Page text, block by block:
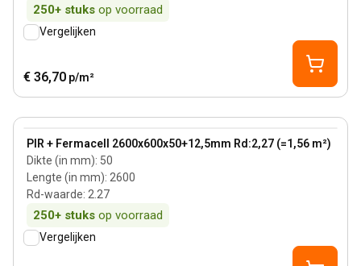
250+ stuks op voorraad
Vergelijken
€ 36,70 p/m²
PIR + Fermacell 2600x600x50+12,5mm Rd:2,27 (=1,56 m²)
Dikte (in mm): 50
Lengte (in mm): 2600
Rd-waarde: 2.27
250+ stuks op voorraad
View product
Vergelijken